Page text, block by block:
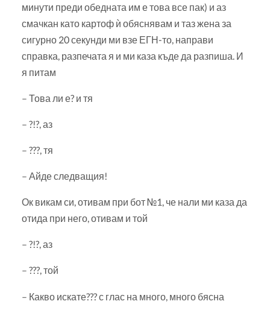
минути преди обедната им е това все пак) и аз
смачкан като картоф ѝ обяснявам и таз жена за
сигурно 20 секунди ми взе ЕГН-то, направи
справка, разпечата я и ми каза къде да разпиша. И
я питам
– Това ли е? и тя
– ?!?, аз
– ???, тя
– Айде следващия!
Ок викам си, отивам при бот №1, че нали ми каза да
отида при него, отивам и той
– ?!?, аз
– ???, той
– Какво искате??? с глас на много, много бясна